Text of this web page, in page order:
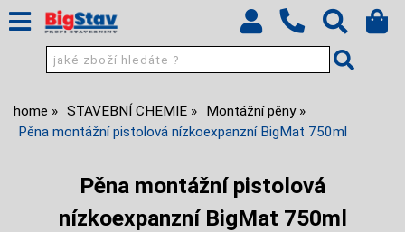
home STAVEBNÍ CHEMIE
Montážní pěny
Pěna montážní pistolová nízkoexpanzní BigMat 750ml
Pěna montážní pistolová
nízkoexpanzní BigMat 750ml